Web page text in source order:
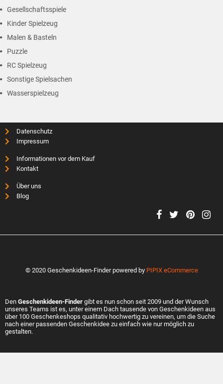
Gesellschaftsspiele
Kinder Spielzeug
Malen & Basteln
Puzzle
RC Spielzeug
Sonstige Spielsachen
Wasserspielzeug
Datenschutz
Impressum
Informationen vor dem Kauf
Kontakt
Über uns
Blog
© 2020 Geschenkideen-Finder powered by PIPIX eCommerce
Den Geschenkideen-Finder gibt es nun schon seit 2009 und der Wunsch
unseres Teams ist es, unter einem Dach tausende von Geschenkideen aus
über 100 Geschenkeshops qualitativ hochwertig zu vereinen, um die Suche
nach einer passenden Geschenkidee zu einfach wie nur möglich zu
gestalten.